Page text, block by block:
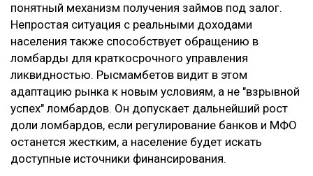
понятный механизм получения займов под залог.
Непростая ситуация с реальными доходами
населения также способствует обращению в
ломбарды для краткосрочного управления
ликвидностью. Рысмамбетов видит в этом
адаптацию рынка к новым условиям, а не "взрывной
успех" ломбардов. Он допускает дальнейший рост
доли ломбардов, если регулирование банков и МФО
останется жестким, а население будет искать
доступные источники финансирования.